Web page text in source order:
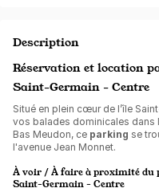
Description
Réservation et location
Saint-Germain - Centre
Situé en plein cœur de l’île
vos balades dominicales dans
Bas Meudon, ce parking se
l'avenue Jean Monnet.
À voir / À faire à proximité
Saint-Germain - Centre